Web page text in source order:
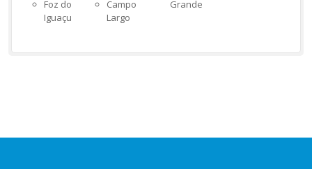
Foz do
Iguaçu
Campo
Largo
Grande